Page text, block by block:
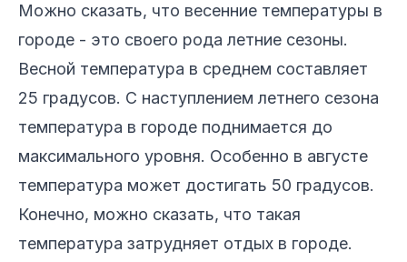
Можно сказать, что весенние температуры в
городе - это своего рода летние сезоны.
Весной температура в среднем составляет
25 градусов. С наступлением летнего сезона
температура в городе поднимается до
максимального уровня. Особенно в августе
температура может достигать 50 градусов.
Конечно, можно сказать, что такая
температура затрудняет отдых в городе.